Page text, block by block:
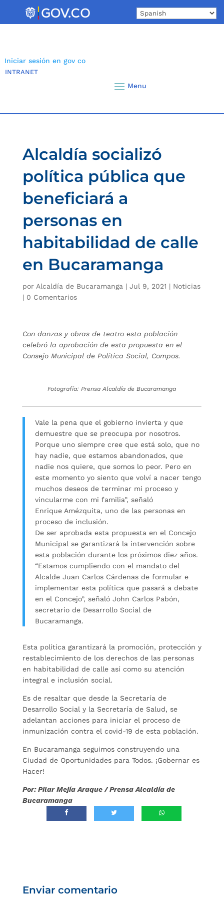
Iniciar sesión en gov co
INTRANET
Alcaldía socializó
política pública que
beneficiará a
personas en
habitabilidad de calle
en Bucaramanga
por Alcaldía de Bucaramanga | Jul 9, 2021 | Noticias
| 0 Comentarios
Con danzas y obras de teatro esta población
celebró la aprobación de esta propuesta en el
Consejo Municipal de Política Social, Compos.
Fotografía: Prensa Alcaldía de Bucaramanga
Vale la pena que el gobierno invierta y que
demuestre que se preocupa por nosotros.
Porque uno siempre cree que está solo, que no
hay nadie, que estamos abandonados, que
nadie nos quiere, que somos lo peor. Pero en
este momento yo siento que volví a nacer tengo
muchos deseos de terminar mi proceso y
vincularme con mi familia”, señaló
Enrique Amézquita, uno de las personas en
proceso de inclusión.
De ser aprobada esta propuesta en el Concejo
Municipal se garantizará la intervención sobre
esta población durante los próximos diez años.
“Estamos cumpliendo con el mandato del
Alcalde Juan Carlos Cárdenas de formular e
implementar esta política que pasará a debate
en el Concejo”, señaló John Carlos Pabón,
secretario de Desarrollo Social de
Bucaramanga.
Esta política garantizará la promoción, protección y
restablecimiento de los derechos de las personas
en habitabilidad de calle así como su atención
integral e inclusión social.
Es de resaltar que desde la Secretaría de
Desarrollo Social y la Secretaría de Salud, se
adelantan acciones para iniciar el proceso de
inmunización contra el covid-19 de esta población.
En Bucaramanga seguimos construyendo una
Ciudad de Oportunidades para Todos. ¡Gobernar es
Hacer!
Por: Pilar Mejía Araque / Prensa Alcaldía de
Bucaramanga
Enviar comentario